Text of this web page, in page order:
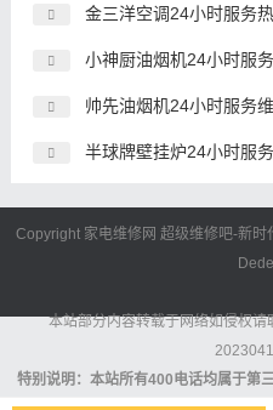
金三洋空调24小时服务
小神厨油烟机24小时服
帅先油烟机24小时服务
半球牌壁挂炉24小时服
Copyright 家电维修网超级维修吧-新时
本站部分内容转载于网络如侵权
特别说明：本站所有400电话均属于第